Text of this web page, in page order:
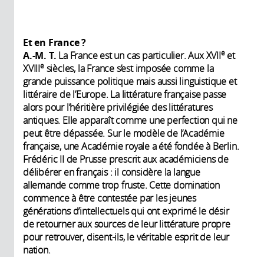
Et en France ?
A.-M. T. La France est un cas particulier. Aux XVIIeet
XVIIIesiècles, la France s’est imposée comme la
grande puissance politique mais aussi linguistique et
littéraire de l’Europe. La littérature française passe
alors pour l’héritière privilégiée des littératures
antiques. Elle apparaît comme une perfection qui ne
peut être dépassée. Sur le modèle de l’Académie
française, une Académie royale a été fondée à Berlin.
Frédéric II de Prusse prescrit aux académiciens de
délibérer en français : il considère la langue
allemande comme trop fruste. Cette domination
commence à être contestée par les jeunes
générations d’intellectuels qui ont exprimé le désir
de retourner aux sources de leur littérature propre
pour retrouver, disent-ils, le véritable esprit de leur
nation.